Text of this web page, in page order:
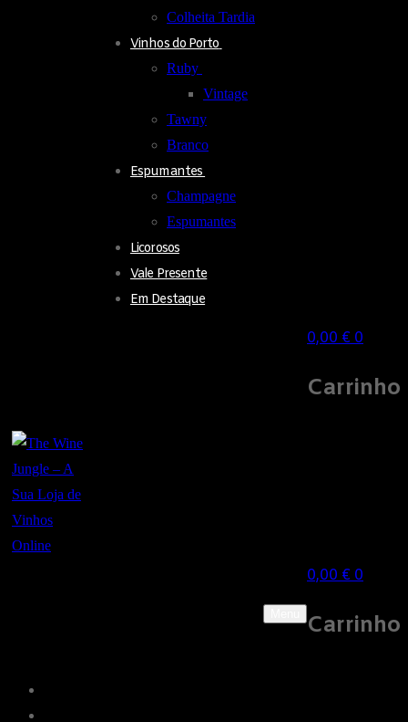
Colheita Tardia
Vinhos do Porto
Ruby
Vintage
Tawny
Branco
Espumantes
Champagne
Espumantes
Licorosos
Vale Presente
Em Destaque
0,00 € 0
Carrinho
0,00 € 0
Carrinho